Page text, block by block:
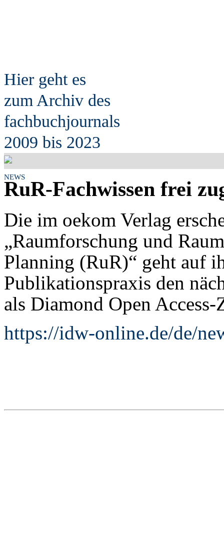
Hier geht es
zum Archiv des
fachbuchjournals
2009 bis 2023
NEWS
RuR-Fachwissen frei
Die im oekom Verlag
„Raumforschung und
Planning (RuR)“ geht auf
Publikationspraxis den
als Diamond Open
https://idw-online.de/de/